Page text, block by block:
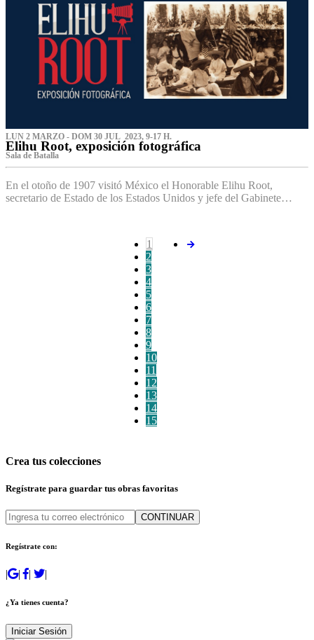
LUN 2 MARZO - DOM 30 JUL 2023, 9-17 H.
Elihu Root, exposición fotográfica
Sala de Batalla
En el otoño de 1907 visitó México el Honorable Elihu Root,
secretario de Estado de los Estados Unidos y jefe del Gabinete…
1
2
3
4
5
6
7
8
9
10
11
12
13
14
15
Crea tus colecciones
Regístrate para guardar tus obras favoritas
CONTINUAR
Regístrate con:
| | | |
¿Ya tienes cuenta?
Iniciar Sesión